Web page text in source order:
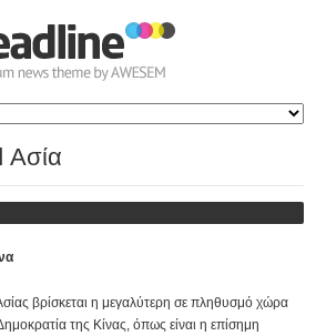
Ασία
βρίσκεται η μεγαλύτερη σε πληθυσμό χώρα
της Κίνας, όπως είναι η επίσημη